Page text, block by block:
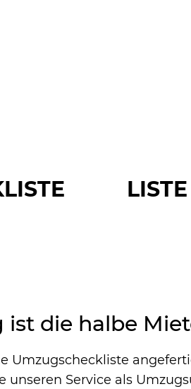
ist die halbe
Umzugscheckliste
unseren Service als